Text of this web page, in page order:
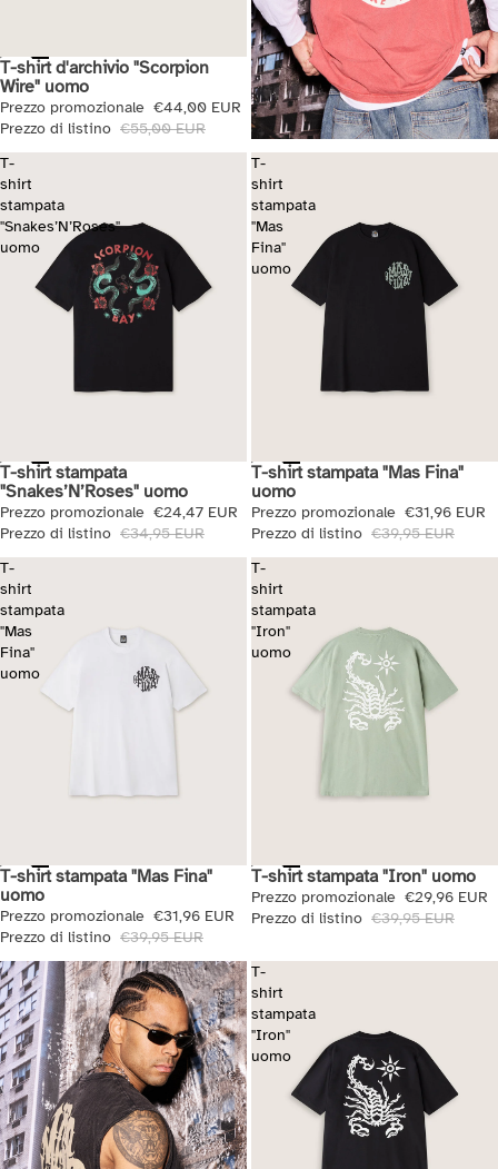
Saldi
T-shirt d'archivio "Scorpion
Wire" uomo
Prezzo promozionale €44,00 EUR
Prezzo di listino €55,00 EUR
T-
shirt
stampata
"Snakes’N’Roses"
uomo
Saldi
T-shirt stampata
"Snakes’N’Roses" uomo
Prezzo promozionale €24,47 EUR
Prezzo di listino €34,95 EUR
T-
shirt
stampata
"Mas
Fina"
uomo
Saldi
T-shirt stampata "Mas Fina"
uomo
Prezzo promozionale €31,96 EUR
Prezzo di listino €39,95 EUR
T-
shirt
stampata
"Mas
Fina"
uomo
Saldi
T-shirt stampata "Mas Fina"
uomo
Prezzo promozionale €31,96 EUR
Prezzo di listino €39,95 EUR
T-
shirt
stampata
"Iron"
uomo
Saldi
T-shirt stampata "Iron" uomo
Prezzo promozionale €29,96 EUR
Prezzo di listino €39,95 EUR
T-
shirt
stampata
"Iron"
uomo